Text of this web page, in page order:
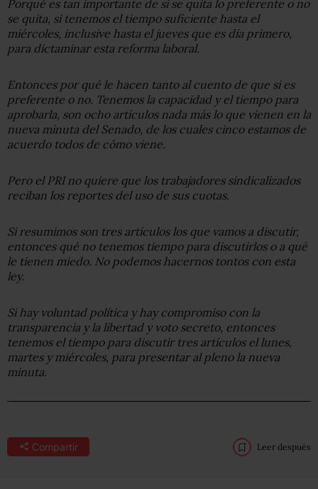
Porqué es tan importante de si se quita lo preferente o no
se quita, si tenemos el tiempo suficiente hasta el
miércoles, inclusive hasta el jueves que es día primero,
para dictaminar esta reforma laboral.
Entonces por qué le hacen tanto al cuento de que si es
preferente o no. Tenemos la capacidad y el tiempo para
aprobarla, son ocho artículos nada más lo que vienen en la
nueva minuta del Senado, de los cuales cinco estamos de
acuerdo todos de cómo viene.
Pero el PRI no quiere que los trabajadores sindicalizados
reciban los reportes del uso de sus cuotas.
Si resumimos son tres artículos los que vamos a discutir,
entonces qué no tenemos tiempo para discutirlos o a qué
le tienen miedo. No podemos hacernos tontos con esta
ley.
Si hay voluntad política y hay compromiso con la
transparencia y la libertad y voto secreto, entonces
tenemos el tiempo para discutir tres artículos el lunes,
martes y miércoles, para presentar al pleno la nueva
minuta.
Compartir Leer después